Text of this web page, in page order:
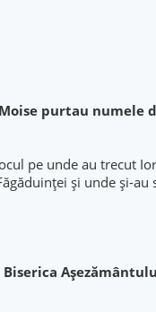
purtau numele
pe unde au trecut
și unde și-au
Biserica